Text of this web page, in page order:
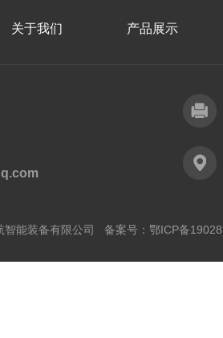
关于我们 产品展示
能装备有限公司 备案号： 鄂ICP备